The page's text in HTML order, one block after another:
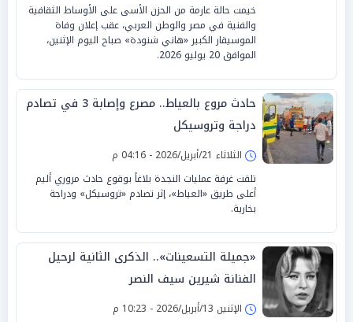
خيمت حالة عارمة من الحزن الأسى على الأوساط الثقافية
والفنية في مصر والوطن العربي، عقب إعلان وفاة
الموسيقار الكبير «هاني شنودة» صباح اليوم الإثنين،
الموافق 20 يوليو 2026.
حادث مروع بالعياط.. مصرع وإصابة 3 في تصادم
دراجة وتروسيكل
الثلاثاء 21/أبريل/2026 - 04:16 م
تلقت غرفة عمليات النجدة بلاغاً بوقوع حادث مروري أليم
أعلى طريق «العياط»، إثر تصادم «تروسيكل» ودراجة
بخارية.
«جميلة التسعينات».. الذكرى الثانية لرحيل
الفنانة شيرين سيف النصر
الإثنين 13/أبريل/2026 - 10:23 م